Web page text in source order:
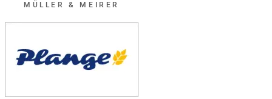
MÜLLER & MEIRER